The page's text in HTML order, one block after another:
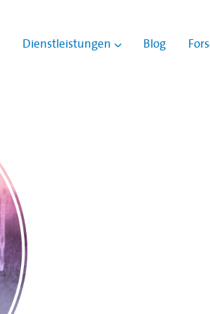
Dienstleistungen Show submenu
Blog